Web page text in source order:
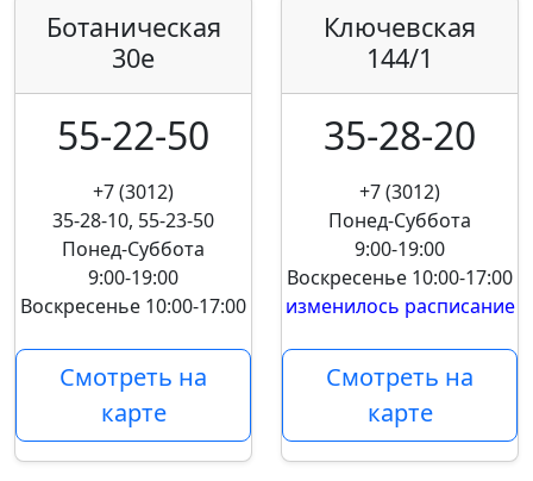
Ботаническая
30е
55-22-50
+7 (3012)
35-28-10, 55-23-50
Понед-Суббота
9:00-19:00
Воскресенье 10:00-17:00
Смотреть на
карте
Ключевская
144/1
35-28-20
+7 (3012)
Понед-Суббота
9:00-19:00
Воскресенье 10:00-17:00
изменилось расписание
Смотреть на
карте